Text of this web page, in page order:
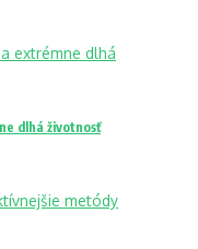
dlhá životnosť